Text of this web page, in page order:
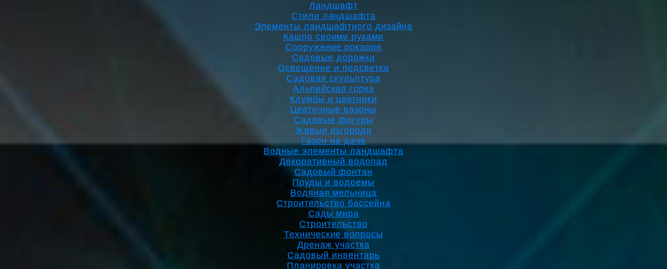
Ландшафт
Стили ландшафта
Элементы ландшафтного дизайна
Кашпо своими руками
Сооружение рокария
Садовые дорожки
Освещение и подсветка
Садовая скульптура
Альпийская горка
Клумбы и цветники
Цветочные вазоны
Садовые фигуры
Живые изгороди
Газон на даче
Водные элементы ландшафта
Декоративный водопад
Садовый фонтан
Пруды и водоемы
Водяная мельница
Строительство бассейна
Сады мира
Строительство
Технические вопросы
Дренаж участка
Садовый инвентарь
Планировка участка